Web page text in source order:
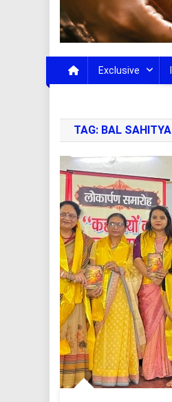
Exclusive
TAG: BAL SAHITYA